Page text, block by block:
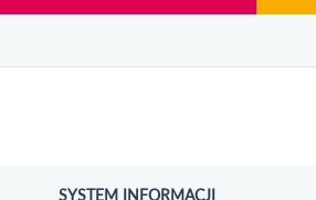
SYSTEM INFORMACJI